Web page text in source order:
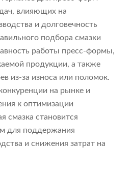
влияющих на
и долговечность
подбора смазки
работы пресс-формы,
продукции, а также
из-за износа или поломок.
на рынке и
к оптимизации
смазка становится
для поддержания
и снижения затрат на